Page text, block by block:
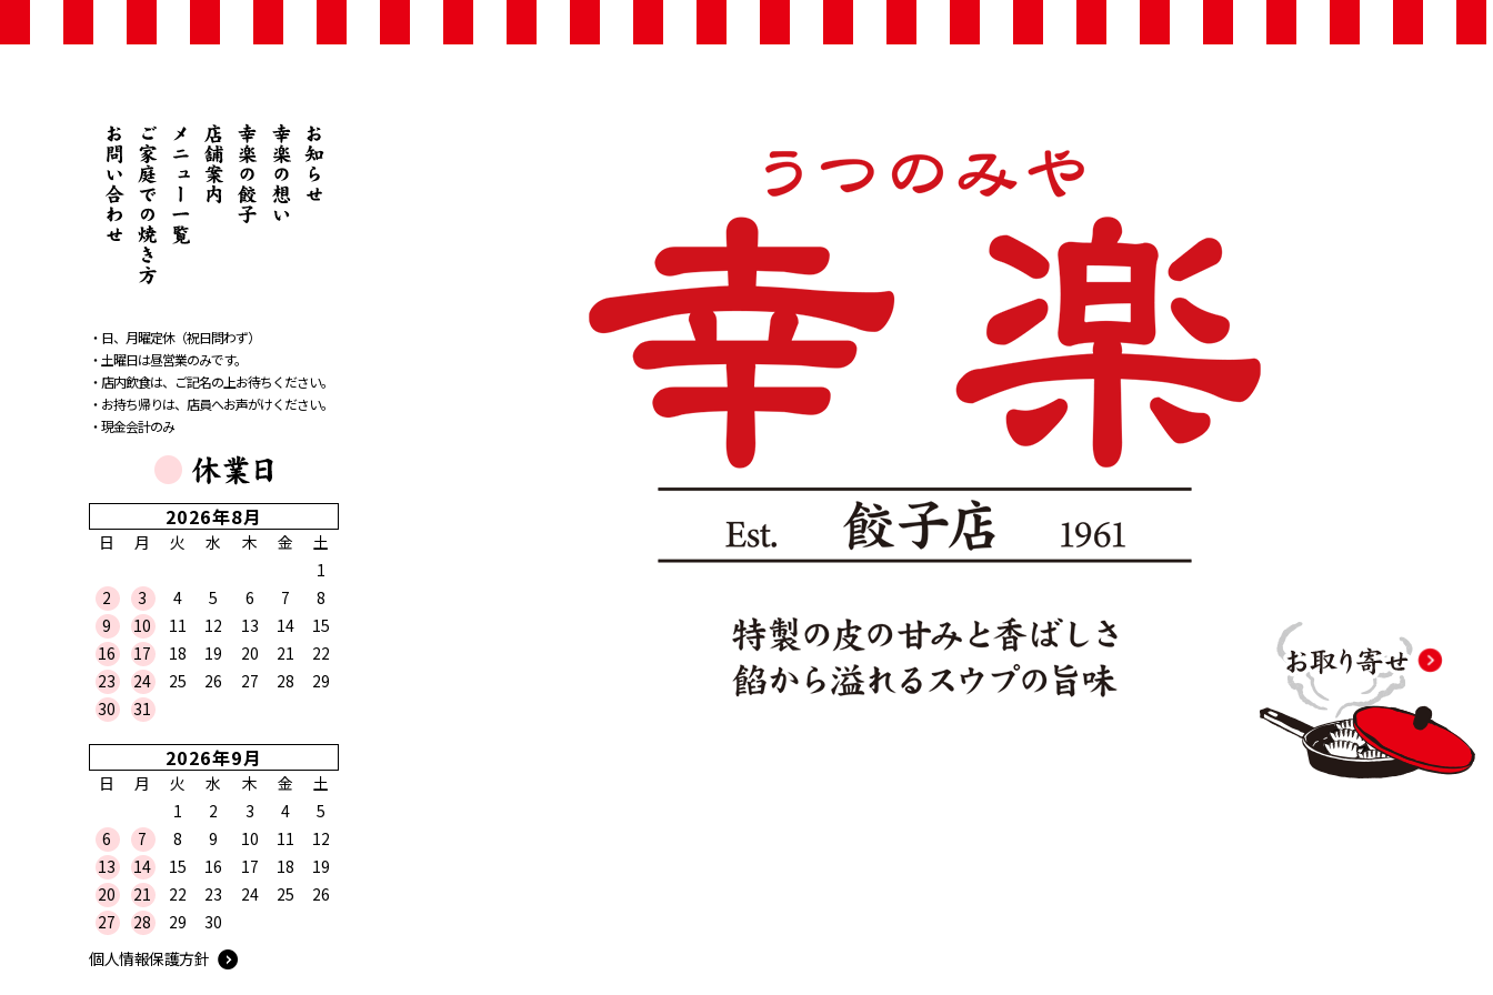
・日、月曜定休（祝日問わず）
・土曜日は昼営業のみです。
・店内飲食は、ご記名の上お待ちください。
・お持ち帰りは、店員へお声がけください。
・現金会計のみ
2026年8月
日 月 火 水 木 金
土
1
2
3 4 5 6 7
8
9
10 11 12 13 14
15
16
17 18 19 20 21
22
23
24 25 26 27 28
29
30
31
2026年9月
日 月 火 水 木 金
土
1
2 3 4
5
6
7 8 9 10 11
12
13
14 15 16 17 18
19
20
21 22 23 24 25
26
27
28 29
30
個人情報保護方針